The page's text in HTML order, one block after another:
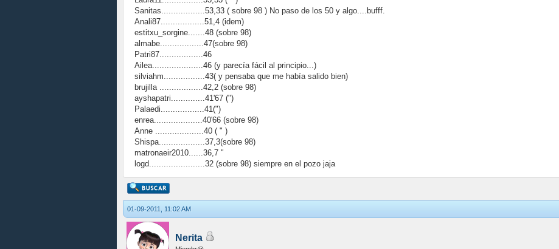
Sanitas..................53,33 ( sobre 98 ) No paso de los 50 y algo....bufff.
Anali87..................51,4 (idem)
estitxu_sorgine.......48 (sobre 98)
almabe..................47(sobre 98)
Patri87..................46
Ailea.....................46 (y parecía fácil al principio...)
silviahm.................43( y pensaba que me había salido bien)
brujilla ..................42,2 (sobre 98)
ayshapatri..............41'67 (")
Palaedi..................41(")
enrea....................40'66 (sobre 98)
Anne ....................40 ( " )
Shispa...................37,3(sobre 98)
matronaeir2010......36,7 "
logd.......................32 (sobre 98) siempre en el pozo jaja
01-09-2011, 11:02 AM
Nerita